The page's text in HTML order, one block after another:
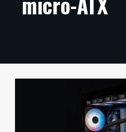
ARTIKKELIT
TECHBBS